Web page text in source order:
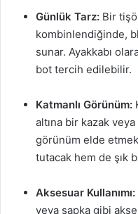
Günlük Tarz: Bir
kombinlendiğinde,
sunar. Ayakkabı
bot tercih edilebilir.
Katmanlı Görünüm:
altına bir kazak
görünüm elde
tutacak hem de şık
Aksesuar Kullanımı:
veya şapka gibi